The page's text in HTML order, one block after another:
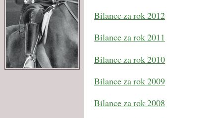
Bilance za rok 2012
Bilance za rok 2011
Bilance za rok 2010
Bilance za rok 2009
Bilance za rok 2008